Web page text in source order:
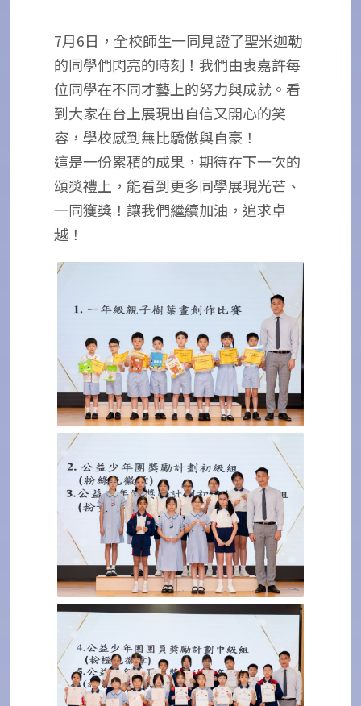
7月6日，全校師生一同見證了聖米迦勒
的同學們閃亮的時刻！我們由衷嘉許每
位同學在不同才藝上的努力與成就。看
到大家在台上展現出自信又開心的笑
容，學校感到無比驕傲與自豪！
這是一份累積的成果，期待在下一次的
頌獎禮上，能看到更多同學展現光芒、
一同獲獎！讓我們繼續加油，追求卓
越！